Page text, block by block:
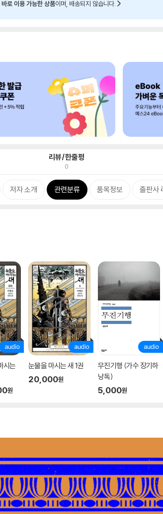
로 이용 가능한 상품이며, 배송되지 않습니다.
리뷰/한줄평
0
저자 소개 관련분류 품목정보 출판사
시는
원
눈물을 마시는 새 1권
20,000원
무진기행 (가수 장기하
낭독)
5,000원